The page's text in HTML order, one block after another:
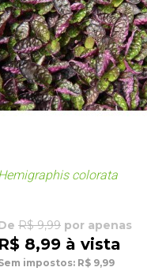
colorata
R$ 9,99 por apenas
R$ 8,99 à vista
impostos: R$ 9,99